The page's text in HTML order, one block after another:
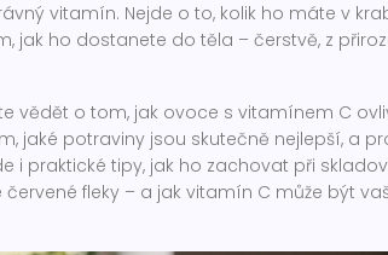
vitamín. Nejde o to, kolik ho máte v
jak ho dostanete do těla – čerstvě, z
vědět o tom, jak ovoce s vitamínem C
jaké potraviny jsou skutečně nejlepší, a
i praktické tipy, jak ho zachovat při
fleky – a jak vitamín C může být